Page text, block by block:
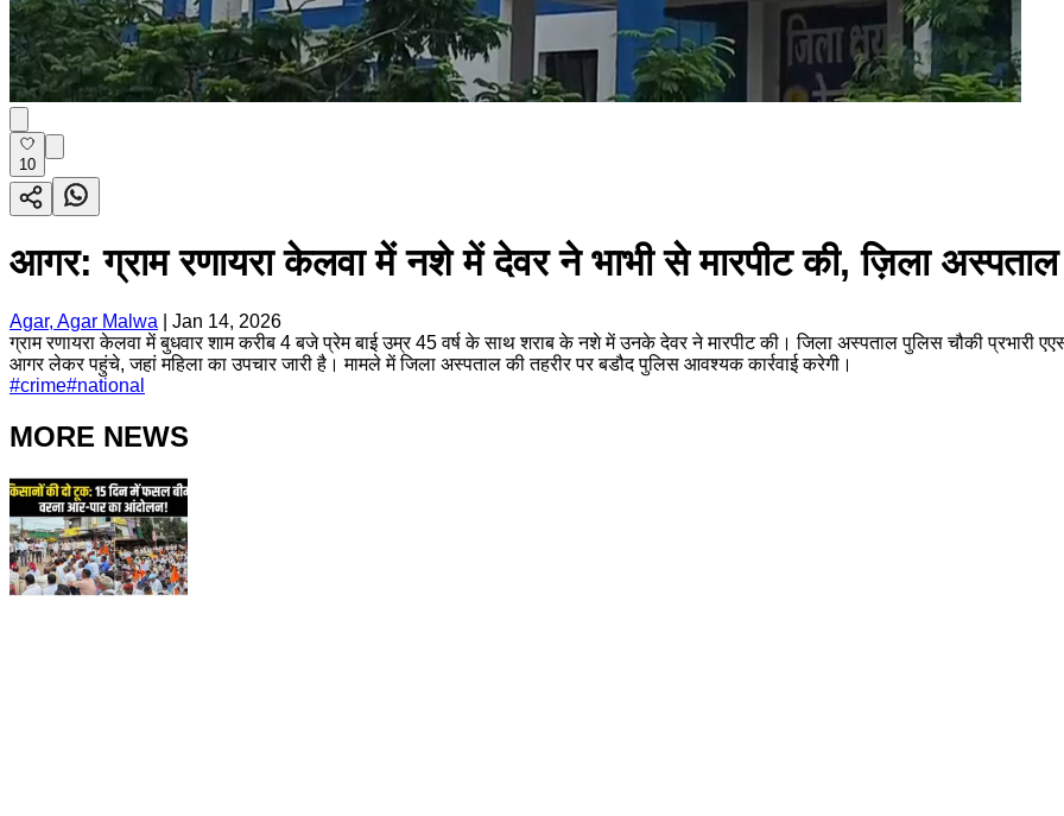
10
आगर: ग्राम रणायरा केलवा में नशे में देवर ने भाभी से मारपीट की, ज़िला अस्पताल
Agar, Agar Malwa
Jan 14, 2026
ग्राम रणायरा केलवा में बुधवार शाम करीब 4 बजे प्रेम बाई उम्र 45 वर्ष के साथ शराब के नशे में उनके देवर ने मारपीट की। जिला अस्पताल पुलिस चौकी प्रभारी
आगर लेकर पहुंचे, जहां महिला का उपचार जारी है। मामले में जिला अस्पताल की तहरीर पर बडौद पुलिस आवश्यक कार्रवाई करेगी।
#crime#national
MORE NEWS